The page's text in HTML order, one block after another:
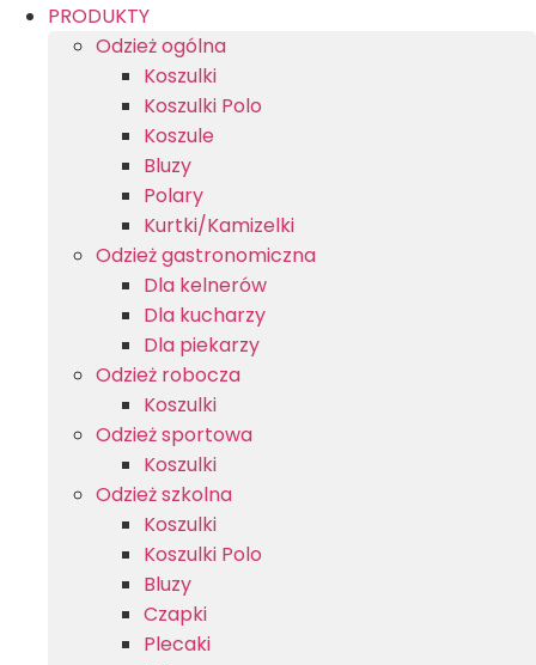
PRODUKTY
Odzież ogólna
Koszulki
Koszulki Polo
Koszule
Bluzy
Polary
Kurtki/Kamizelki
Odzież gastronomiczna
Dla kelnerów
Dla kucharzy
Dla piekarzy
Odzież robocza
Koszulki
Odzież sportowa
Koszulki
Odzież szkolna
Koszulki
Koszulki Polo
Bluzy
Czapki
Plecaki